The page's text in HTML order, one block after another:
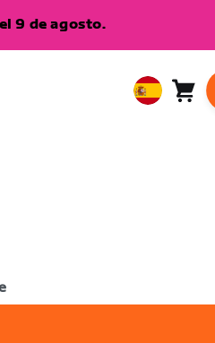
9 de agosto.
EuropeanCarro